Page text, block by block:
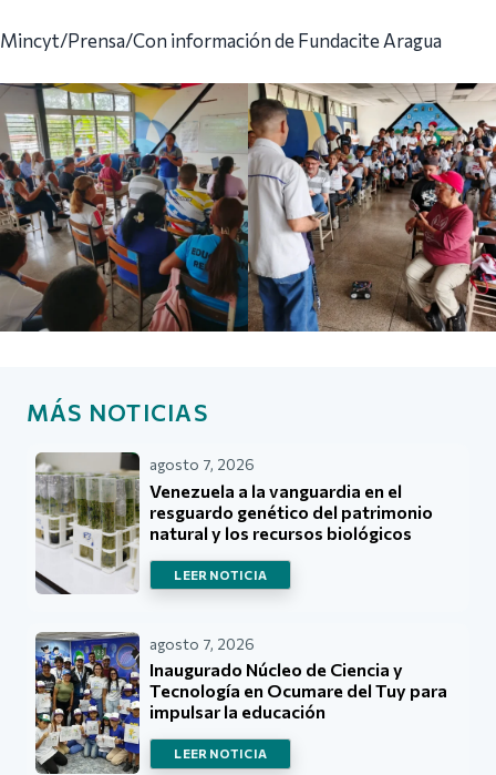
Mincyt/Prensa/Con información de Fundacite Aragua
MÁS NOTICIAS
agosto 7, 2026
Venezuela a la vanguardia en el
resguardo genético del patrimonio
natural y los recursos biológicos
LEER NOTICIA
agosto 7, 2026
Inaugurado Núcleo de Ciencia y
Tecnología en Ocumare del Tuy para
impulsar la educación
LEER NOTICIA